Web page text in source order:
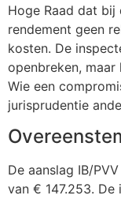
Hoge Raad dat
rendement geen
kosten. De
openbreken,
Wie een
jurisprudentie
De aanslag IB/
van € 147.253.